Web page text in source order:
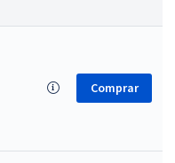
Comprar